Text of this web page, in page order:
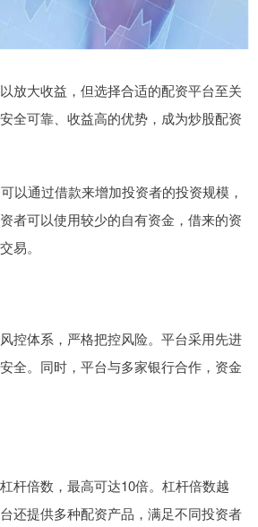
放大收益，但选择合适的配资平台至关
全可靠、收益高的优势，成为炒股配资
以通过借款来增加投资者的投资规模，
者可以使用较少的自有资金，借来的资
易。
控体系，严格把控风险。平台采用先进
全。同时，平台与多家银行合作，资金
杆倍数，最高可达10倍。杠杆倍数越
还提供多种配资产品，满足不同投资者